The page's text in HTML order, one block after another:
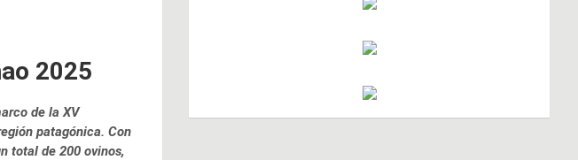
2025
de la XV
patagónica. Con
total de 200 ovinos,